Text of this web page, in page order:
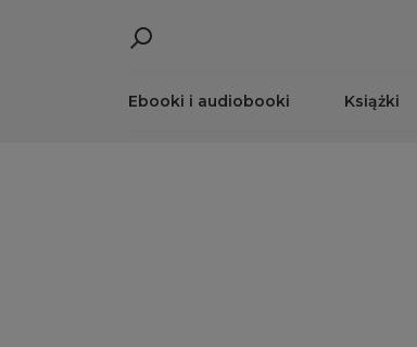
Ebooki i audiobooki Książki